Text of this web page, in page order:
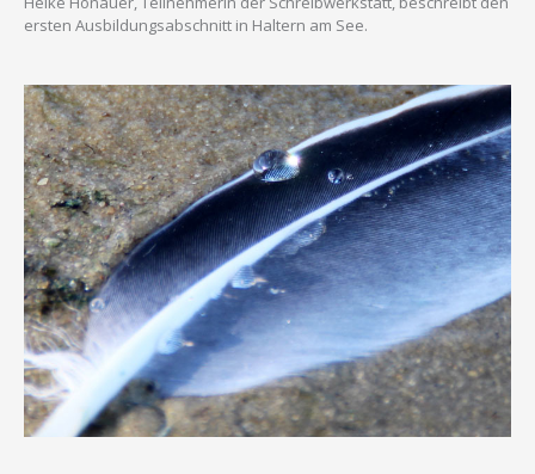
ersten Ausbildungsabschnitt in Haltern am See.